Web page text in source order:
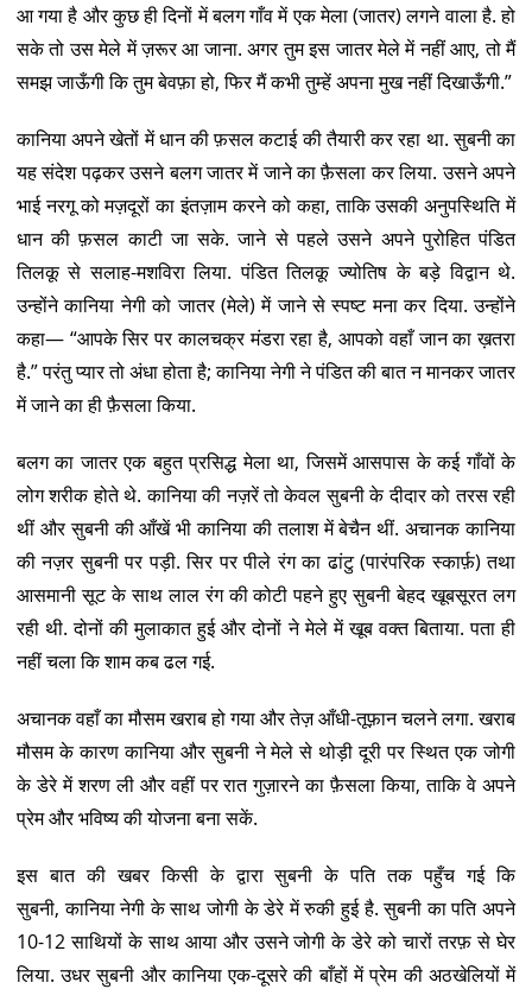
आ गया है और कुछ ही दिनों में बलग गाँव में एक मेला (जातर) लगने वाला है. हो
सके तो उस मेले में ज़रूर आ जाना. अगर तुम इस जातर मेले में नहीं आए, तो मैं
समझ जाऊँगी कि तुम बेवफ़ा हो, फिर मैं कभी तुम्हें अपना मुख नहीं दिखाऊँगी.”
कानिया अपने खेतों में धान की फ़सल कटाई की तैयारी कर रहा था. सुबनी का
यह संदेश पढ़कर उसने बलग जातर में जाने का फ़ैसला कर लिया. उसने अपने
भाई नरगू को मज़दूरों का इंतज़ाम करने को कहा, ताकि उसकी अनुपस्थिति में
धान की फ़सल काटी जा सके. जाने से पहले उसने अपने पुरोहित पंडित
तिलकू से सलाह-मशविरा लिया. पंडित तिलकू ज्योतिष के बड़े विद्वान थे.
उन्होंने कानिया नेगी को जातर (मेले) में जाने से स्पष्ट मना कर दिया. उन्होंने
कहा— “आपके सिर पर कालचक्र मंडरा रहा है, आपको वहाँ जान का ख़तरा
है.” परंतु प्यार तो अंधा होता है; कानिया नेगी ने पंडित की बात न मानकर जातर
में जाने का ही फ़ैसला किया.
बलग का जातर एक बहुत प्रसिद्ध मेला था, जिसमें आसपास के कई गाँवों के
लोग शरीक होते थे. कानिया की नज़रें तो केवल सुबनी के दीदार को तरस रही
थीं और सुबनी की आँखें भी कानिया की तलाश में बेचैन थीं. अचानक कानिया
की नज़र सुबनी पर पड़ी. सिर पर पीले रंग का ढांटु (पारंपरिक स्कार्फ़) तथा
आसमानी सूट के साथ लाल रंग की कोटी पहने हुए सुबनी बेहद खूबसूरत लग
रही थी. दोनों की मुलाकात हुई और दोनों ने मेले में खूब वक्त बिताया. पता ही
नहीं चला कि शाम कब ढल गई.
अचानक वहाँ का मौसम खराब हो गया और तेज़ आँधी-तूफ़ान चलने लगा. खराब
मौसम के कारण कानिया और सुबनी ने मेले से थोड़ी दूरी पर स्थित एक जोगी
के डेरे में शरण ली और वहीं पर रात गुज़ारने का फ़ैसला किया, ताकि वे अपने
प्रेम और भविष्य की योजना बना सकें.
इस बात की खबर किसी के द्वारा सुबनी के पति तक पहुँच गई कि
सुबनी, कानिया नेगी के साथ जोगी के डेरे में रुकी हुई है. सुबनी का पति अपने
10-12 साथियों के साथ आया और उसने जोगी के डेरे को चारों तरफ़ से घेर
लिया. उधर सुबनी और कानिया एक-दूसरे की बाँहों में प्रेम की अठखेलियों में